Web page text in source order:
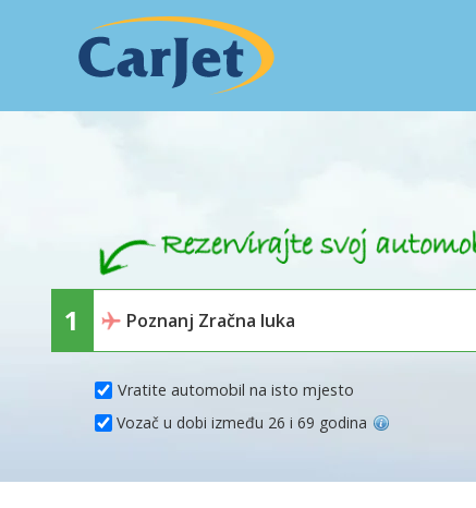
Vratite automobil na isto mjesto
Vozač u dobi između 26 i 69 godina